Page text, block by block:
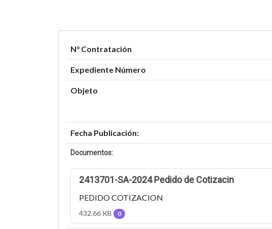
N° Contratación
Expediente Número
Objeto
Fecha Publicación:
Documentos:
2413701-SA-2024 Pedido de Cotizacin
PEDIDO COTIZACION
432.66 KB 0